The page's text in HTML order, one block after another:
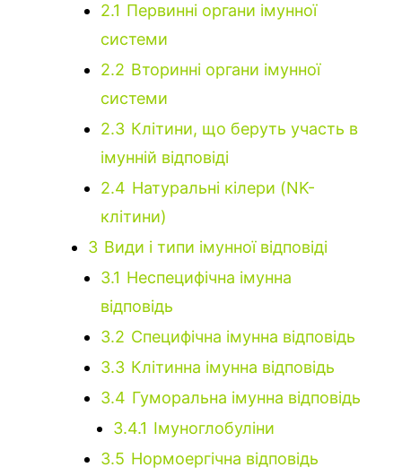
2.1 Первинні органи імунної
системи
2.2 Вторинні органи імунної
системи
2.3 Клітини, що беруть участь в
імунній відповіді
2.4 Натуральні кілери (NK-
клітини)
3 Види і типи імунної відповіді
3.1 Неспецифічна імунна
відповідь
3.2 Специфічна імунна відповідь
3.3 Клітинна імунна відповідь
3.4 Гуморальна імунна відповідь
3.4.1 Імуноглобуліни
3.5 Нормоергічна відповідь